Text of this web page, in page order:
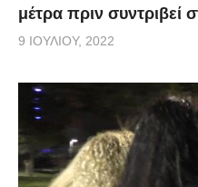
μέτρα πριν συντριβεί
9 ΙΟΥΛΊΟΥ, 2022